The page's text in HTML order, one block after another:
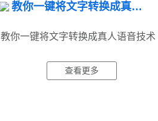
教你一键将文字转换成真人语音
​教你一键将文字转换成真人语音​技术
查看更多